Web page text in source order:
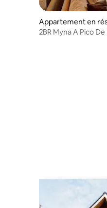
Appartement en
Nasugbu
2BR Myna A Pico